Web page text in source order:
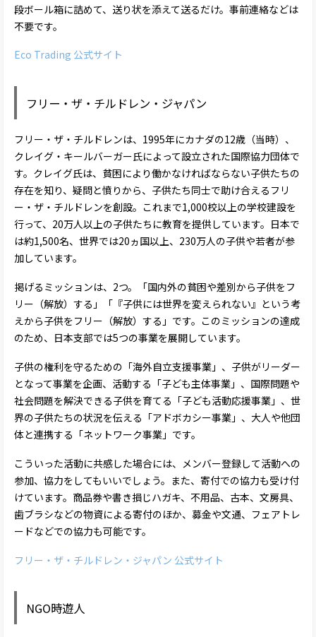
段ボール箱に詰めて、送り状を添えて送るだけ。事前連絡などは
不要です。
Eco Trading 公式サイト
フリー・ザ・チルドレン・ジャパン
フリー・ザ・チルドレンは、1995年にカナダの12歳（当時）、
クレイグ・キールバーガー氏によって設立された国際協力団体で
す。クレイグ氏は、貧困により働かなければならない子供たちの
存在を知り、疑問と憤りから、子供たち同士で助け合えるフリ
ー・ザ・チルドレンを創設。これまで1,000校以上の学校建設を
行って、20万人以上の子供たちに教育を提供しています。日本で
は約1,500名、世界では20ヵ国以上、230万人の子供や若者が参
加しています。
掲げるミッションは、2つ。「国内外の貧困や差別から子供をフ
リー（解放）する」「『子供には世界を変えられない』という考
えから子供をフリー（解放）する」です。このミッションの達成
のため、日本支部では5つの事業を展開しています。
子供の権利を守るための「海外自立支援事業」、子供がリーダー
となって事業を企画、活動する「子ども主体事業」、国際問題や
社会問題を解決できる子供を育てる「子ども活動応援事業」、世
界の子供たちの状況を伝える「アドボカシー事業」、大人や他団
体と連携する「ネットワーク事業」です。
こういった活動に共感した場合には、メンバー登録して活動への
参加、協力をしてもいいでしょう。また、寄付での協力も受け付
けています。商品券や書き損じハガキ、不用品、古本、文房具、
歯ブラシなどの物資による寄付のほか、募金や文通、フェアトレ
ードなどでの協力も可能です。
フリー・ザ・チルドレン・ジャパン 公式サイト
NGO時遊人